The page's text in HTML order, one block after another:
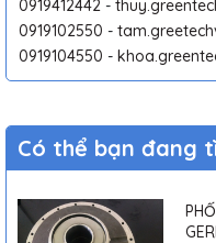
0919412442 -
0919102550 -
0919104550 -
Có thể bạn đang